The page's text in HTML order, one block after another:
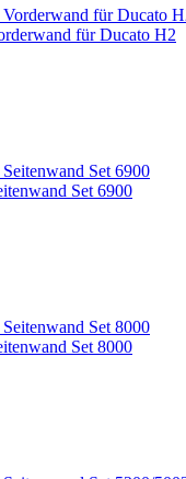
für Ducato H2
Set 6900
Set 8000